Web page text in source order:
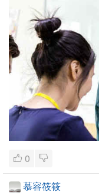
0
慕容筱筱